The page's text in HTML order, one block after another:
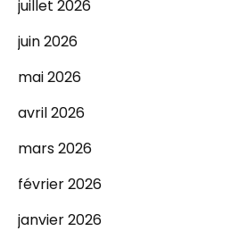
juillet 2026
juin 2026
mai 2026
avril 2026
mars 2026
février 2026
janvier 2026